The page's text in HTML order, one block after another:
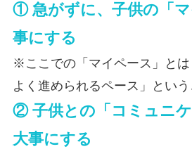
① 急がずに、子供の「
事にする
※ここでの「マイペース」と
よく進められるペース」という
② 子供との「コミュニ
大事にする